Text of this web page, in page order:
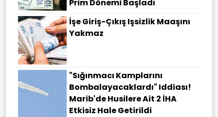
Prim Dönemi Başladı
İşe Giriş-Çıkış Işsizlik Maaşını
Yakmaz
"Sığınmacı Kamplarını
Bombalayacaklardı" Iddiası!
Marib'de Husilere Ait 2 İHA
Etkisiz Hale Getirildi